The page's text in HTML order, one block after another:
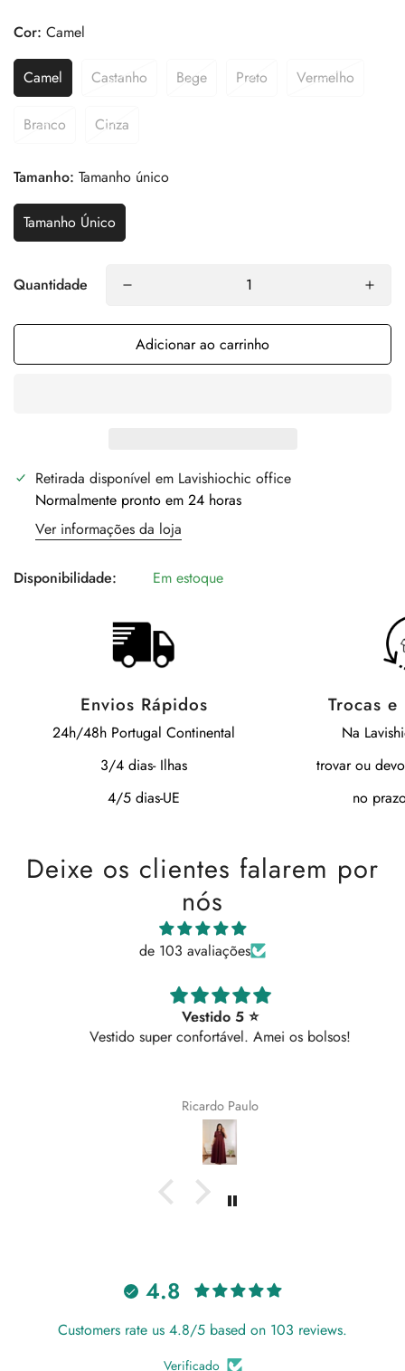
Cor: Camel
Camel Castanho Bege Preto Vermelho
Branco Cinza
Tamanho: Tamanho único
Tamanho Único
Quantidade
Adicionar ao carrinho
Retirada disponível em Lavishiochic office
Normalmente pronto em 24 horas
Ver informações da loja
Disponibilidade: Em estoque
Envios Rápidos
24h/48h Portugal Continental
3/4 dias- Ilhas
4/5 dias-UE
Trocas
Na
trovar ou
no
Deixe os clientes falarem por
nós
de 103 avaliações
Vestido 5 ⭐
Vestido super confortável. Amei os bolsos!
Ricardo Paulo
4.8
Customers rate us 4.8/5 based on 103 reviews.
Verificado